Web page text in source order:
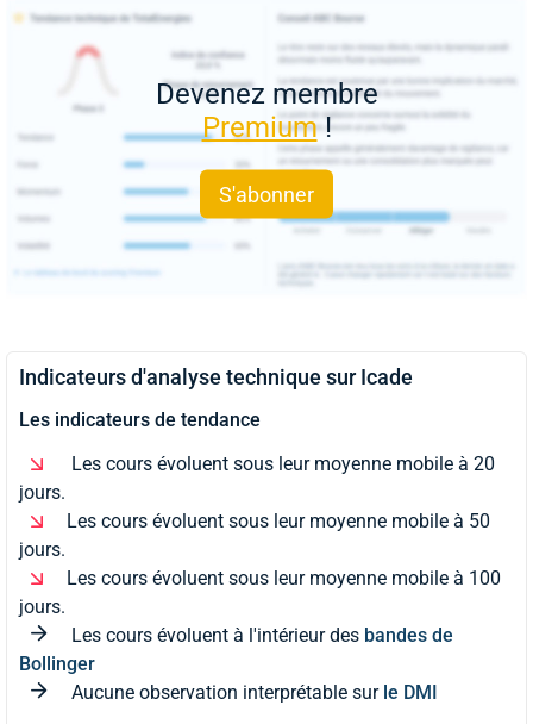
Devenez membre
Premium!
S'abonner
Indicateurs d'analyse technique sur Icade
Les indicateurs de tendance
Les cours évoluent sous leur moyenne mobile à 20
jours.
Les cours évoluent sous leur moyenne mobile à 50
jours.
Les cours évoluent sous leur moyenne mobile à 100
jours.
Les cours évoluent à l'intérieur des bandes de
Bollinger
Aucune observation interprétable sur le DMI